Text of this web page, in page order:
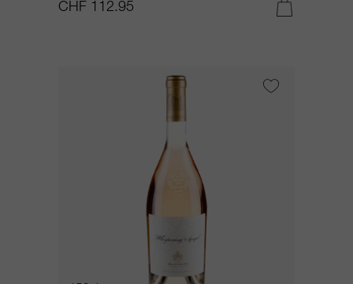
CHF 112.95